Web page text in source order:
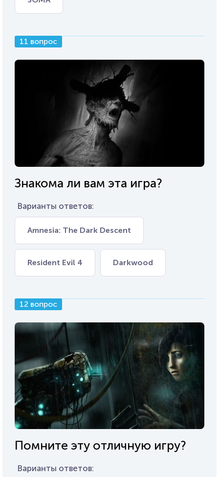
11 вопрос
Знакома ли вам эта игра?
Варианты ответов:
Amnesia: The Dark Descent
Resident Evil 4 Darkwood
12 вопрос
Помните эту отличную игру?
Варианты ответов: